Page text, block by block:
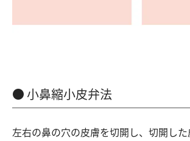
小鼻縮小皮弁法
左右の鼻の穴の皮膚を切開し、切開し